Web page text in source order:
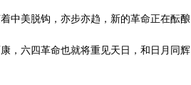
中美脱钩，亦步亦趋，新的革命正在酝酿
，六四革命也就将重见天日，和日月同辉